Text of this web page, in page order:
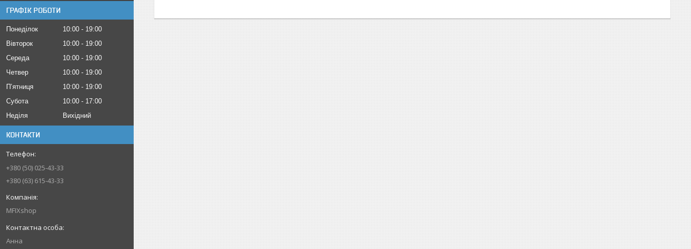
ГРАФІК РОБОТИ
Понеділок 10:00
19:00
Вівторок
10:00
19:00
Середа
10:00
19:00
Четвер
10:00
19:00
Пʼятниця
10:00
19:00
Субота
10:00
17:00
Неділя
Вихідний
КОНТАКТИ
+380 (50) 025-43-33
+380 (63) 615-43-33
MFIXshop
Анна